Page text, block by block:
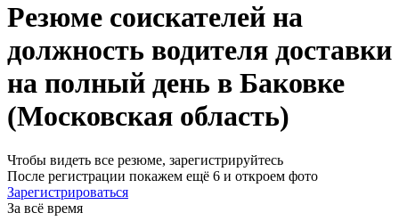
Резюме соискателей на
должность водителя доставки
на полный день в Баковке
(Московская область)
Чтобы видеть все резюме, зарегистрируйтесь
После регистрации покажем ещё 6 и откроем фото
Зарегистрироваться
За всё время